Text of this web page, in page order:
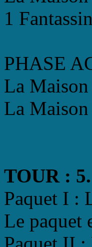
1
PHASE
La
La
TOUR : 5.
Paquet I :
Le paquet